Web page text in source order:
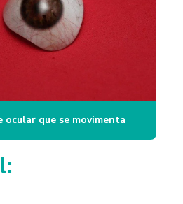
vidro
ocular que se movimenta